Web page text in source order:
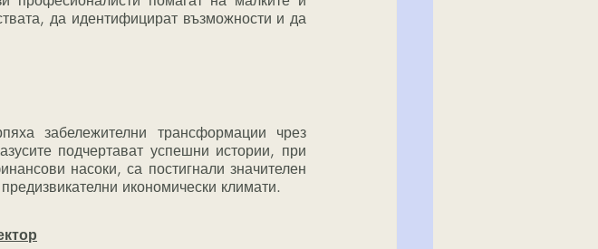
да идентифицират възможности и да
подчертават успешни истории, при
насоки, са постигнали значителен
икономически климати.